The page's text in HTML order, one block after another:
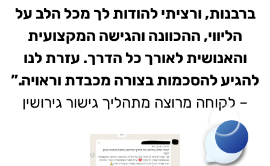
ברבנות, ורציתי להודות לך מכל הלב על
הליווי, ההכוונה והגישה המקצועית
והאנושית לאורך כל הדרך. עזרת לנו
להגיע להסכמות בצורה מכבדת וראויה.”
– לקוחה מרוצה מתהליך גישור גירושין